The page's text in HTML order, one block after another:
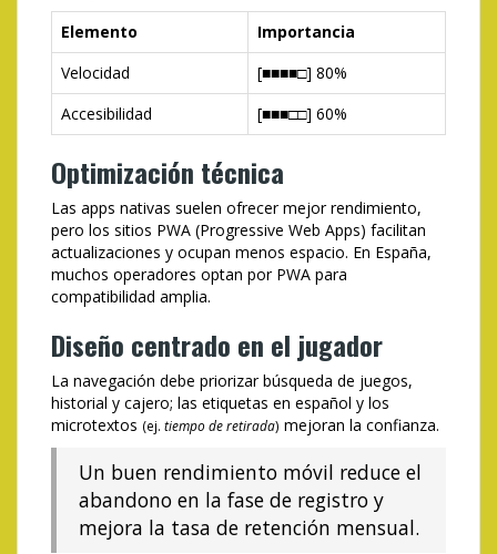
Elemento
Importancia
Velocidad
[■■■■□] 80%
Accesibilidad
[■■■□□] 60%
Optimización técnica
Las apps nativas suelen ofrecer mejor rendimiento,
pero los sitios PWA (Progressive Web Apps) facilitan
actualizaciones y ocupan menos espacio. En España,
muchos operadores optan por PWA para
compatibilidad amplia.
Diseño centrado en el jugador
La navegación debe priorizar búsqueda de juegos,
historial y cajero; las etiquetas en español y los
microtextos (ej. tiempo de retirada) mejoran la confianza.
Un buen rendimiento móvil reduce el
abandono en la fase de registro y
mejora la tasa de retención mensual.